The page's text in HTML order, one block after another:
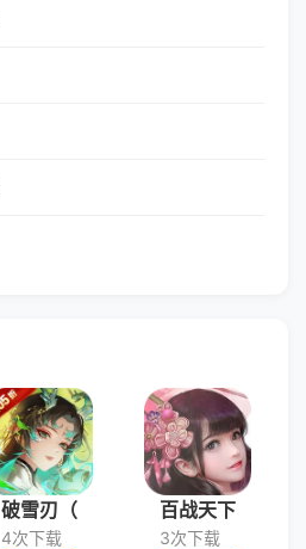
破雪刃（
4次下载
百战天下
3次下载